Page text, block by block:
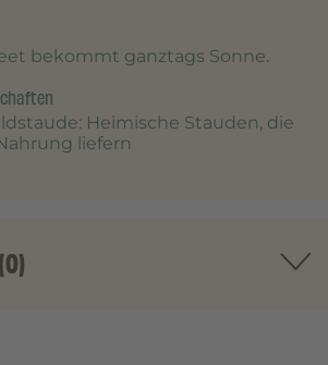
bekommt ganztags Sonne.
: Heimische Stauden, die
liefern